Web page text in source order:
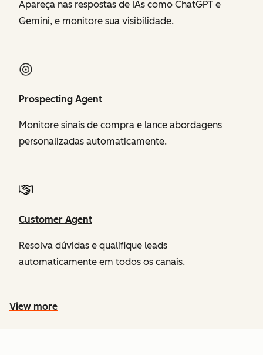
Apareça nas respostas de IAs como ChatGPT e
Gemini, e monitore sua visibilidade.
Prospecting Agent
Monitore sinais de compra e lance abordagens
personalizadas automaticamente.
Customer Agent
Resolva dúvidas e qualifique leads
automaticamente em todos os canais.
View more